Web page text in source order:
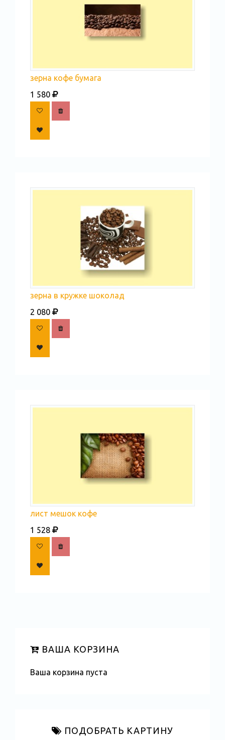
зерна кофе бумага
1 580
зерна в кружке шоколад
2 080
лист мешок кофе
1 528
ВАША КОРЗИНА
Ваша корзина пуста
ПОДОБРАТЬ КАРТИНУ